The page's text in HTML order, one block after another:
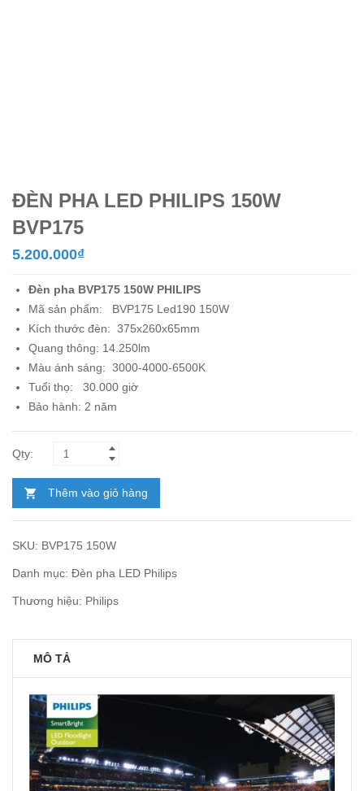
ĐÈN PHA LED PHILIPS 150W
BVP175
5.200.000₫
Đèn pha BVP175 150W PHILIPS
Mã sản phẩm:
BVP175 Led190 150W
Kích thước đèn: 375x260x65mm
Quang thông: 14.250lm
Màu ánh sáng: 3000-4000-6500K
Tuổi thọ: 30.000 giờ
Bảo hành: 2 năm
Thêm vào giỏ hàng
SKU: BVP175 150W
Danh mục: Đèn pha LED Philips
Thương hiệu: Philips
MÔ TẢ